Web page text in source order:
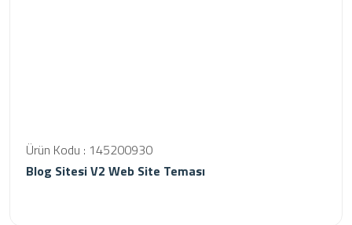
Ürün Kodu : 145200930
Blog Sitesi V2 Web Site Teması